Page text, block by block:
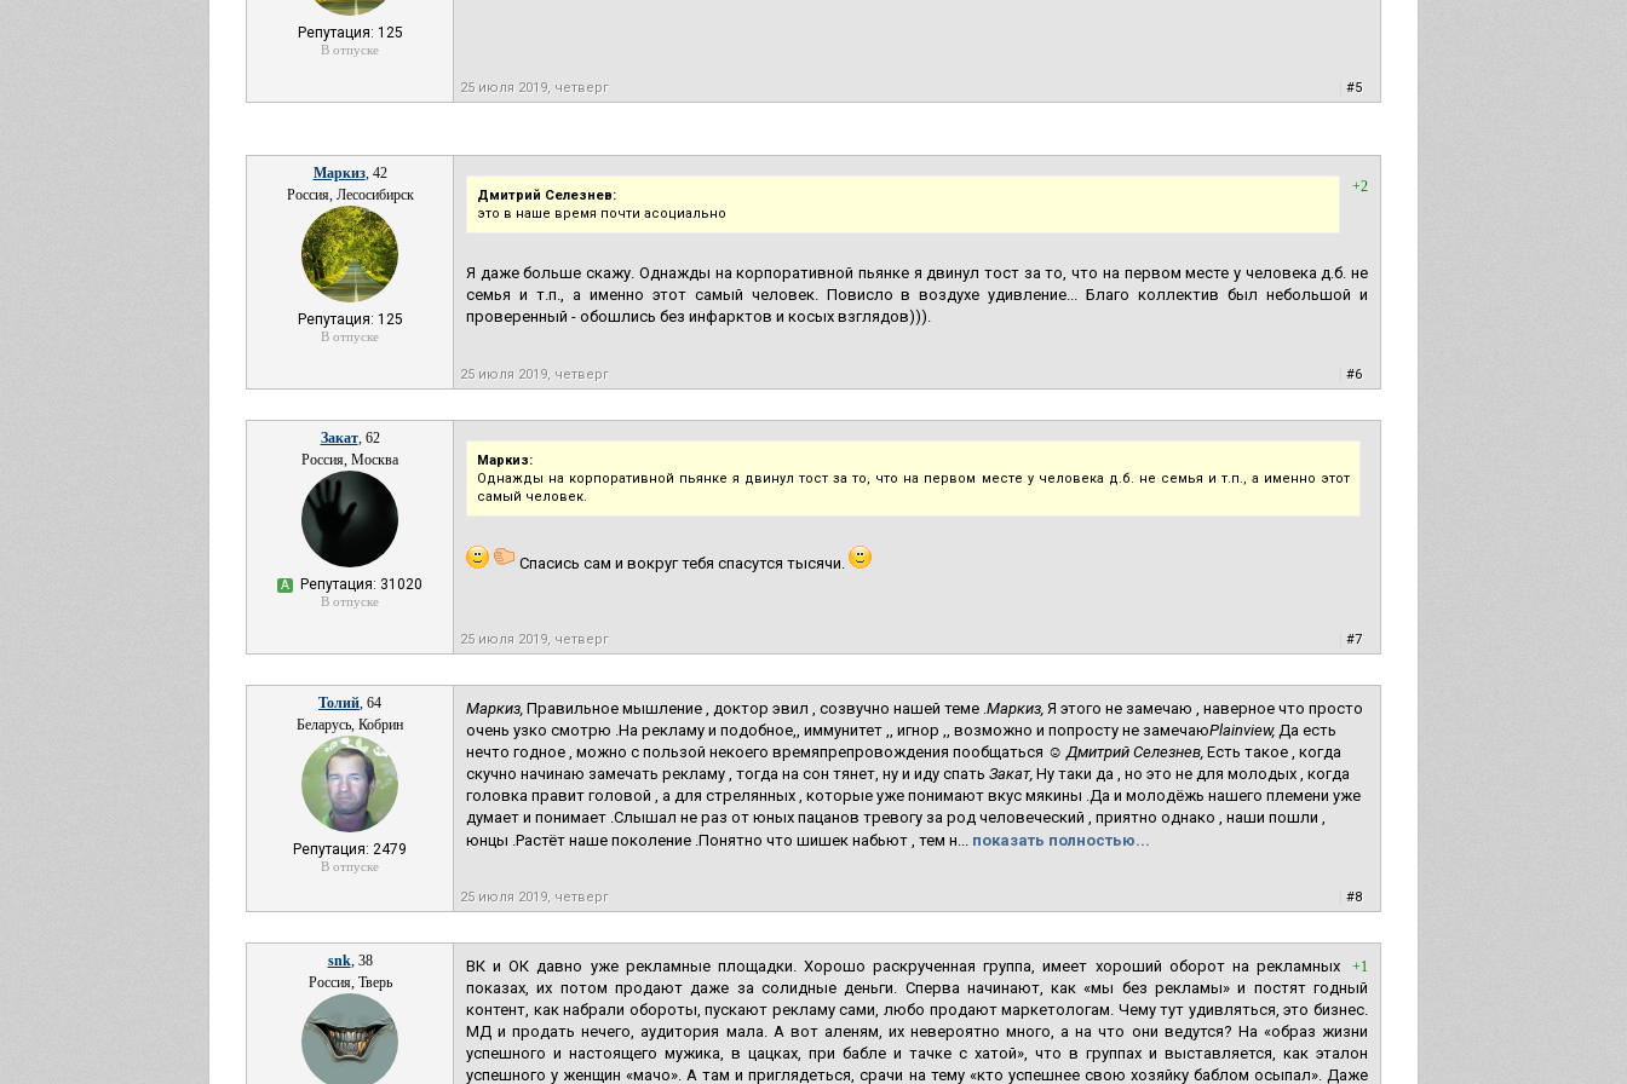
Репутация: 125
В отпуске
25 июля 2019, четверг #5
Маркиз, 42
Россия, Лесосибирск
Репутация: 125
В отпуске
+2
Дмитрий Селезнев:
это в наше время почти асоциально
Я даже больше скажу. Однажды на корпоративной пьянке я двинул тост за то, что на первом месте у человека д.б. не
семья и т.п., а именно этот самый человек. Повисло в воздухе удивление... Благо коллектив был небольшой и
проверенный - обошлись без инфарктов и косых взглядов))).
25 июля 2019, четверг #6
Закат, 62
Россия, Москва
А Репутация: 31020
В отпуске
Маркиз:
Однажды на корпоративной пьянке я двинул тост за то, что на первом месте у человека д.б. не семья и т.п., а именно этот
самый человек.
Спасись сам и вокруг тебя спасутся тысячи.
25 июля 2019, четверг #7
Толий, 64
Беларусь, Кобрин
Репутация: 2479
В отпуске
Маркиз, Правильное мышление , доктор эвил , созвучно нашей теме .Маркиз, Я этого не замечаю , наверное что просто
очень узко смотрю .На рекламу и подобное,, иммунитет ,, игнор ,, возможно и попросту не замечаюPlainview, Да есть
нечто годное , можно с пользой некоего времяпрепровождения пообщаться ☺Дмитрий Селезнев, Есть такое , когда
скучно начинаю замечать рекламу , тогда на сон тянет, ну и иду спать Закат, Ну таки да , но это не для молодых , когда
головка правит головой , а для стрелянных , которые уже понимают вкус мякины .Да и молодёжь нашего племени уже
думает и понимает .Слышал не раз от юных пацанов тревогу за род человеческий , приятно однако , наши пошли ,
юнцы .Растёт наше поколение .Понятно что шишек набьют , тем н... показать полностью...
25 июля 2019, четверг #8
snk, 38
Россия, Тверь
+1
ВК и ОК давно уже рекламные площадки. Хорошо раскрученная группа, имеет хороший оборот на рекламных
показах, их потом продают даже за солидные деньги. Сперва начинают, как «мы без рекламы» и постят годный
контент, как набрали обороты, пускают рекламу сами, любо продают маркетологам. Чему тут удивляться, это бизнес.
МД и продать нечего, аудитория мала. А вот аленям, их невероятно много, а на что они ведутся? На «образ жизни
успешного и настоящего мужика, в цацках, при бабле и тачке с хатой», что в группах и выставляется, как эталон
успешного у женщин «мачо». А там и приглядеться, срачи на тему «кто успешнее свою хозяйку баблом осыпал». Даже